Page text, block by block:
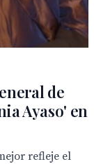
de
Ayaso' en
refleje el